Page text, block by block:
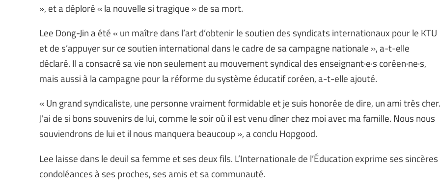
», et a déploré « la nouvelle si tragique » de sa mort.
Lee Dong-Jin a été « un maître dans l’art d’obtenir le soutien des syndicats internationaux pour le KTU
et de s’appuyer sur ce soutien international dans le cadre de sa campagne nationale », a-t-elle
déclaré. Il a consacré sa vie non seulement au mouvement syndical des enseignant·e·s coréen·ne·s,
mais aussi à la campagne pour la réforme du système éducatif coréen, a-t-elle ajouté.
« Un grand syndicaliste, une personne vraiment formidable et je suis honorée de dire, un ami très cher.
J'ai de si bons souvenirs de lui, comme le soir où il est venu dîner chez moi avec ma famille. Nous nous
souviendrons de lui et il nous manquera beaucoup », a conclu Hopgood.
Lee laisse dans le deuil sa femme et ses deux fils. L’Internationale de l’Éducation exprime ses sincères
condoléances à ses proches, ses amis et sa communauté.